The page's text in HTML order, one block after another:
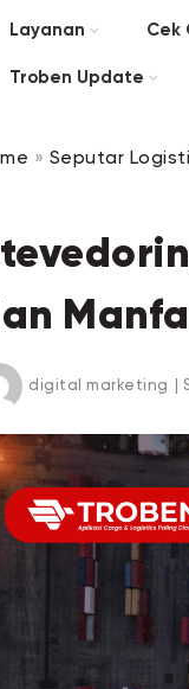
Layanan Cek
Troben Update
» Seputar
digital marketing